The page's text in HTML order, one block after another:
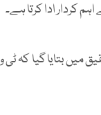
کردار ادا کرتا ہے۔
ایک تحقیق میں بتایا